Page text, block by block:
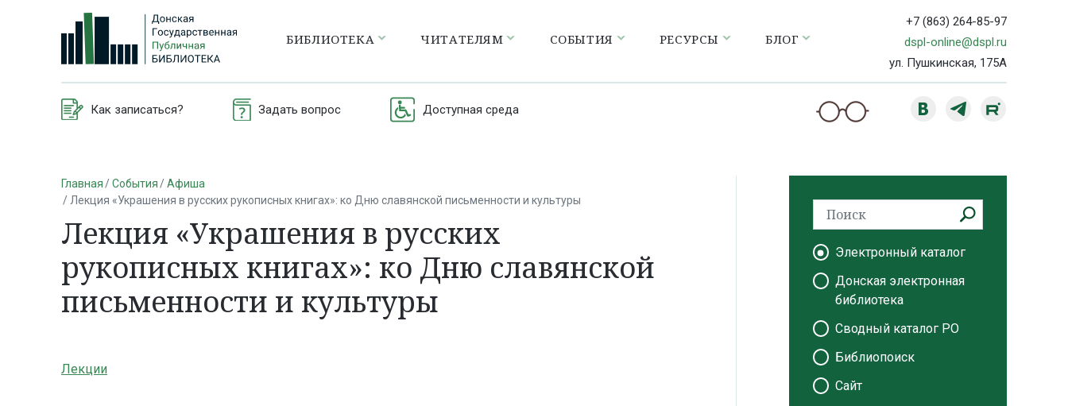
БИБЛИОТЕКА ЧИТАТЕЛЯМ СОБЫТИЯ РЕСУРСЫ БЛОГ
+7 (863) 264-85-97
dspl-online@dspl.ru
ул. Пушкинская, 175А
Как записаться? Задать вопрос Доступная среда
Главная События
Афиша
Лекция «Украшения в русских рукописных книгах»: ко Дню славянской письменности и культуры
Лекция «Украшения в русских
рукописных книгах»: ко Дню славянской
письменности и культуры
Лекции
Электронный каталог
Донская электронная
библиотека
Сводный каталог РО
Библиопоиск
Сайт